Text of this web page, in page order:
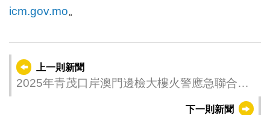
icm.gov.mo。
上一則新聞
2025年青茂口岸澳門邊檢大樓火警應急聯合演
下一則新聞